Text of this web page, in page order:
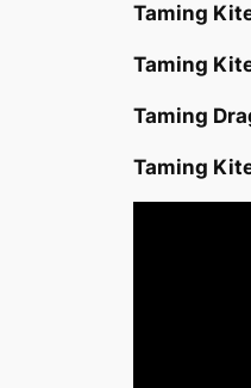
Taming
Taming
Taming
Taming